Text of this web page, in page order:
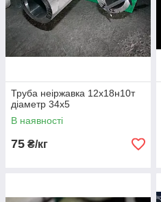
Труба неіржавка 12х18н10т
діаметр 34х5
В наявності
75 ₴/кг